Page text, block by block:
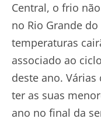
Central, o frio
no Rio Grande do
temperaturas
associado ao
deste ano.
ter as suas
ano no final da